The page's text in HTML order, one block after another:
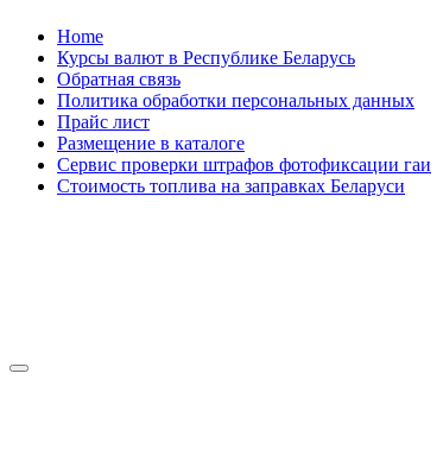
Skip
content
Home
Курсы валют в Республике Беларусь
Обратная связь
Политика обработки персональных данных
Прайс лист
Размещение в каталоге
Сервис проверки штрафов фотофиксации гаи
Стоимость топлива на заправках Беларуси